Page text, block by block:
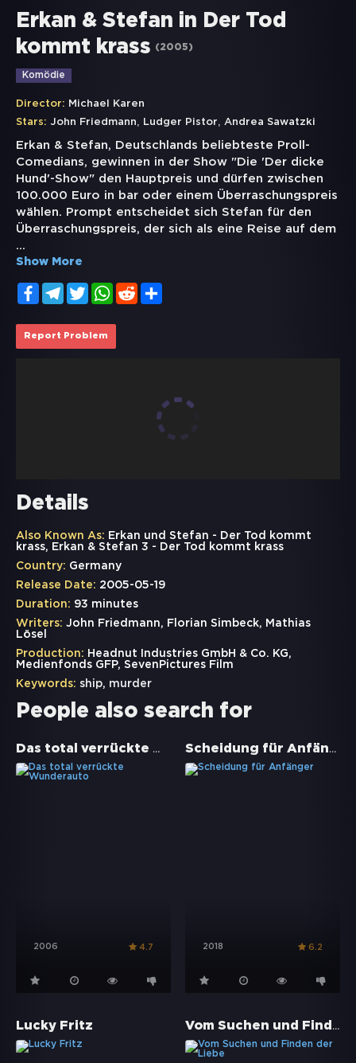
Erkan & Stefan in Der Tod
kommt krass
(2005)
Komödie
Director: Michael Karen
Stars: John Friedmann, Ludger Pistor, Andrea Sawatzki
Erkan & Stefan, Deutschlands beliebteste Proll-
Comedians, gewinnen in der Show "Die 'Der dicke
Hund'-Show" den Hauptpreis und dürfen zwischen
100.000 Euro in bar oder einem Überraschungspreis
wählen. Prompt entscheidet sich Stefan für den
Überraschungspreis, der sich als eine Reise auf dem
...
Show More
FacebookTelegramTwitterWhatsApp
Reddit
Report Problem
Details
Also Known As: Erkan und Stefan - Der Tod kommt
krass, Erkan & Stefan 3 - Der Tod kommt krass
Country: Germany
Release Date: 2005-05-19
Duration: 93 minutes
Writers: John Friedmann, Florian Simbeck, Mathias
Lösel
Production: Headnut Industries GmbH & Co. KG,
Medienfonds GFP, SevenPictures Film
Keywords: ship, murder
People also search for
Das total verrückte Wunderauto
2006 4.7
Scheidung für Anfänger
2018 6.2
Lucky Fritz Vom Suchen und Finden der Liebe